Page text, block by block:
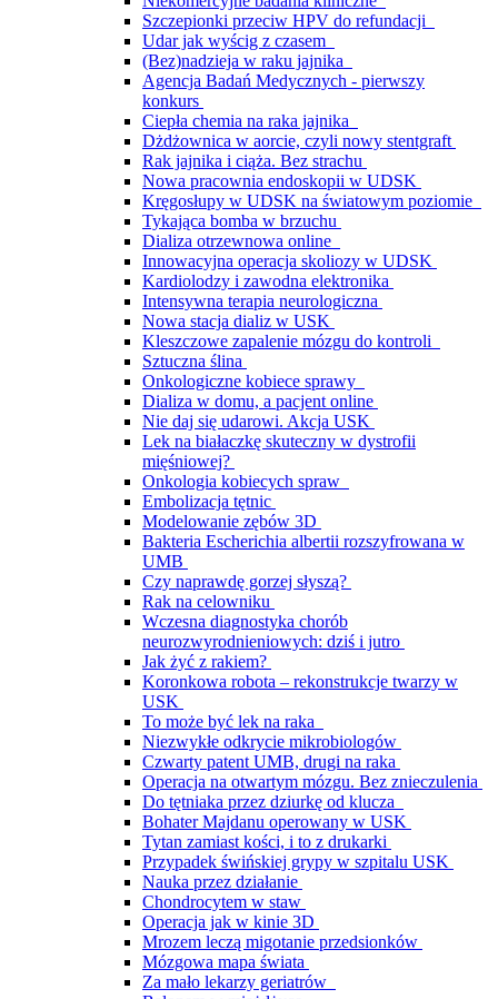
Szczepionki przeciw HPV do refundacji
Udar jak wyścig z czasem
(Bez)nadzieja w raku jajnika
Agencja Badań Medycznych - pierwszy
konkurs
Ciepła chemia na raka jajnika
Dżdżownica w aorcie, czyli nowy stentgraft
Rak jajnika i ciąża. Bez strachu
Nowa pracownia endoskopii w UDSK
Kręgosłupy w UDSK na światowym poziomie
Tykająca bomba w brzuchu
Dializa otrzewnowa online
Innowacyjna operacja skoliozy w UDSK
Kardiolodzy i zawodna elektronika
Intensywna terapia neurologiczna
Nowa stacja dializ w USK
Kleszczowe zapalenie mózgu do kontroli
Sztuczna ślina
Onkologiczne kobiece sprawy
Dializa w domu, a pacjent online
Nie daj się udarowi. Akcja USK
Lek na białaczkę skuteczny w dystrofii
mięśniowej?
Onkologia kobiecych spraw
Embolizacja tętnic
Modelowanie zębów 3D
Bakteria Escherichia albertii rozszyfrowana w
UMB
Czy naprawdę gorzej słyszą?
Rak na celowniku
Wczesna diagnostyka chorób
neurozwyrodnieniowych: dziś i jutro
Jak żyć z rakiem?
Koronkowa robota – rekonstrukcje twarzy w
USK
To może być lek na raka
Niezwykłe odkrycie mikrobiologów
Czwarty patent UMB, drugi na raka
Operacja na otwartym mózgu. Bez znieczulenia
Do tętniaka przez dziurkę od klucza
Bohater Majdanu operowany w USK
Tytan zamiast kości, i to z drukarki
Przypadek świńskiej grypy w szpitalu USK
Nauka przez działanie
Chondrocytem w staw
Operacja jak w kinie 3D
Mrozem leczą migotanie przedsionków
Mózgowa mapa świata
Za mało lekarzy geriatrów